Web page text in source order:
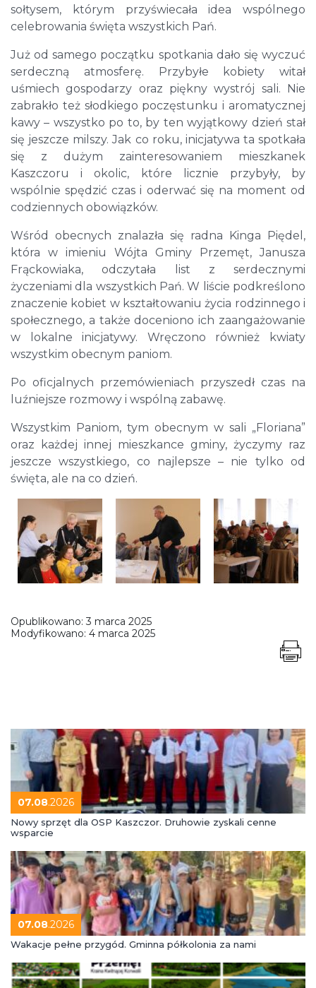
sołtysem, którym przyświecała idea wspólnego
celebrowania święta wszystkich Pań.
Już od samego początku spotkania dało się wyczuć
serdeczną atmosferę. Przybyłe kobiety witał
uśmiech gospodarzy oraz piękny wystrój sali. Nie
zabrakło też słodkiego poczęstunku i aromatycznej
kawy – wszystko po to, by ten wyjątkowy dzień stał
się jeszcze milszy. Jak co roku, inicjatywa ta spotkała
się z dużym zainteresowaniem mieszkanek
Kaszczoru i okolic, które licznie przybyły, by
wspólnie spędzić czas i oderwać się na moment od
codziennych obowiązków.
Wśród obecnych znalazła się radna Kinga Piędel,
która w imieniu Wójta Gminy Przemęt, Janusza
Frąckowiaka, odczytała list z serdecznymi
życzeniami dla wszystkich Pań. W liście podkreślono
znaczenie kobiet w kształtowaniu życia rodzinnego i
społecznego, a także doceniono ich zaangażowanie
w lokalne inicjatywy. Wręczono również kwiaty
wszystkim obecnym paniom.
Po oficjalnych przemówieniach przyszedł czas na
luźniejsze rozmowy i wspólną zabawę.
Wszystkim Paniom, tym obecnym w sali „Floriana”
oraz każdej innej mieszkance gminy, życzymy raz
jeszcze wszystkiego, co najlepsze – nie tylko od
święta, ale na co dzień.
Opublikowano:3 marca 2025
Modyfikowano: 4 marca 2025
07.08.2026
Nowy sprzęt dla OSP Kaszczor. Druhowie zyskali cenne
wsparcie
07.08.2026
Wakacje pełne przygód. Gminna półkolonia za nami